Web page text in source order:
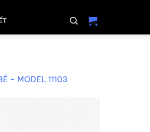
– MODEL 11103